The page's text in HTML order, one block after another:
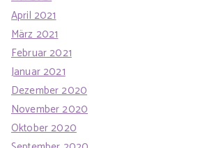
April 2021
März 2021
Februar 2021
Januar 2021
Dezember 2020
November 2020
Oktober 2020